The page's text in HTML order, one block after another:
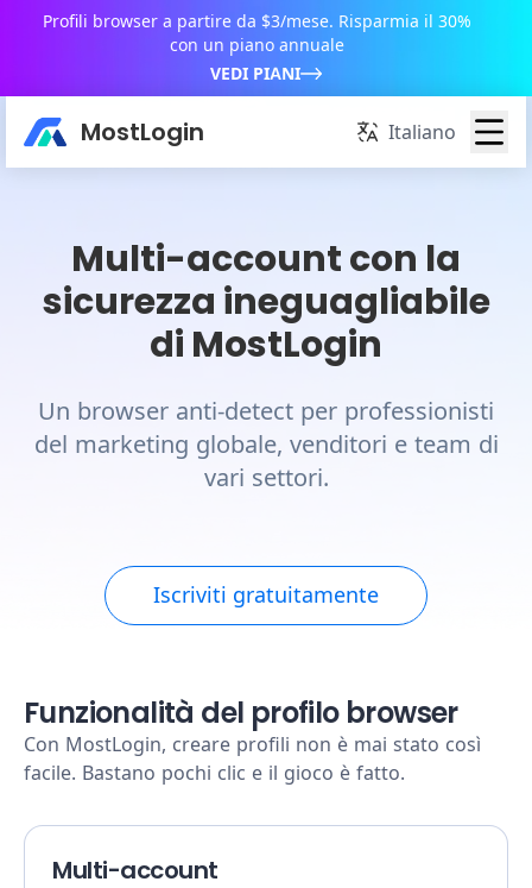
Profili browser a partire da $3/mese. Risparmia il 30%
con un piano annuale
VEDI PIANI
MostLogin Italiano
Multi-account con la
sicurezza ineguagliabile
di MostLogin
Un browser anti-detect per professionisti
del marketing globale, venditori e team di
vari settori.
Iscriviti gratuitamente
Funzionalità del profilo browser
Con MostLogin, creare profili non è mai stato così
facile. Bastano pochi clic e il gioco è fatto.
Multi-account